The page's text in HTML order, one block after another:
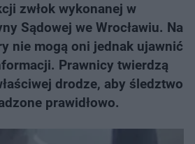
zwłok wykonanej w
Sądowej we Wrocławiu. Na
nie mogą oni jednak ujawnić
Prawnicy twierdzą
drodze, aby śledztwo
prawidłowo.